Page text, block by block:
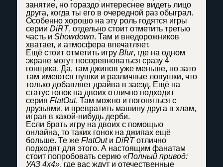
занятие, но гораздо интереснее видеть лицо
друга, когда ты его в очередной раз обыграл.
Особенно хорошо на эту роль годятся игры
серии DiRT, отдельно стоит отметить третью
часть и Showdown. Там и внедорожников
хватает, и атмосфера впечатляет.
Ещё стоит отметить игру Blur, где на одном
экране могут посоревноваться сразу 4
гонщика. Да, там джипов уже меньше, но зато
там имеются пушки и различные ловушки, что
только добавляет драйва в заезд. Ещё на
статус гонок на двоих отлично подходит
серия FlatOut. Там можно и погоняться с
друзьями, и превратить машину друга в хлам,
играя в какой-нибудь дерби.
Если брать игру на двоих с помощью
онлайна, то таких гонок на джипах ещё
больше. Те же FlatOutи DiRTотлично
подходят для этого. А настоящим фанатам
стоит попробовать серию «Полный привод:
УАЗ 4х4», где вас ждут и отечественные